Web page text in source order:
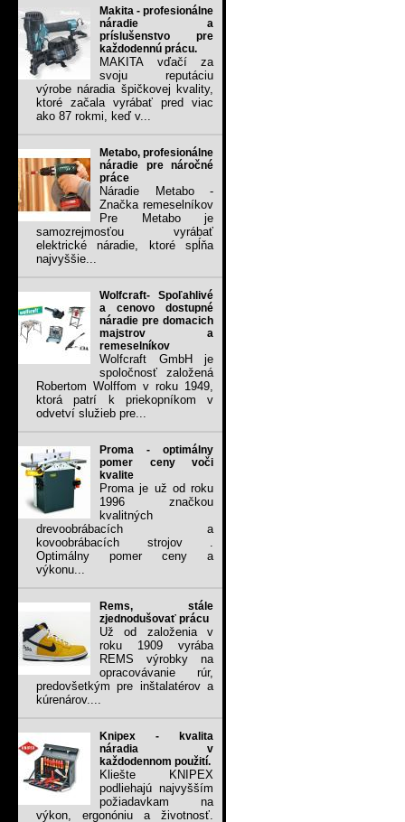
Makita - profesionálne
náradie a
príslušenstvo pre
každodennú prácu.
MAKITA vďačí za
svoju reputáciu
výrobe náradia špičkovej kvality,
ktoré začala vyrábať pred viac
ako 87 rokmi, keď v...
Metabo, profesionálne
náradie pre náročné
práce
Náradie Metabo -
Značka remeselníkov
Pre Metabo je
samozrejmosťou vyrábať
elektrické náradie, ktoré spĺňa
najvyššie...
Wolfcraft- Spoľahlivé
a cenovo dostupné
náradie pre domacich
majstrov a
remeselníkov
Wolfcraft GmbH je
spoločnosť založená
Robertom Wolffom v roku 1949,
ktorá patrí k priekopníkom v
odvetví služieb pre...
Proma - optimálny
pomer ceny voči
kvalite
Proma je už od roku
1996 značkou
kvalitných
drevoobrábacích a
kovoobrábacích strojov .
Optimálny pomer ceny a
výkonu...
Rems, stále
zjednodušovať prácu
Už od založenia v
roku 1909 vyrába
REMS výrobky na
opracovávanie rúr,
predovšetkým pre inštalatérov a
kúrenárov....
Knipex - kvalita
náradia v
každodennom použití.
Kliešte KNIPEX
podliehajú najvyšším
požiadavkam na
výkon, ergonóniu a životnosť.